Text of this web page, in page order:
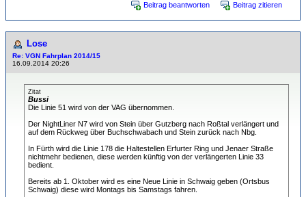
Beitrag beantworten Beitrag zitieren
Lose
Re: VGN Fahrplan 2014/15
16.09.2014 20:26
Zitat
Bussi
Die Linie 51 wird von der VAG übernommen.
Der NightLiner N7 wird von Stein über Gutzberg nach Roßtal verlängert und
auf dem Rückweg über Buchschwabach und Stein zurück nach Nbg.
In Fürth wird die Linie 178 die Haltestellen Erfurter Ring und Jenaer Straße
nichtmehr bedienen, diese werden künftig von der verlängerten Linie 33
bedient.
Bereits ab 1. Oktober wird es eine Neue Linie in Schwaig geben (Ortsbus
Schwaig) diese wird Montags bis Samstags fahren.